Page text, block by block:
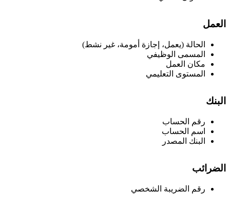
الحالة (يعمل، إجازة أمومة، غير نشط)
المسمى الوظيفي
مكان العمل
المستوى التعليمي
رقم الحساب
اسم الحساب
البنك المصدر
رقم الضريبة الشخصي